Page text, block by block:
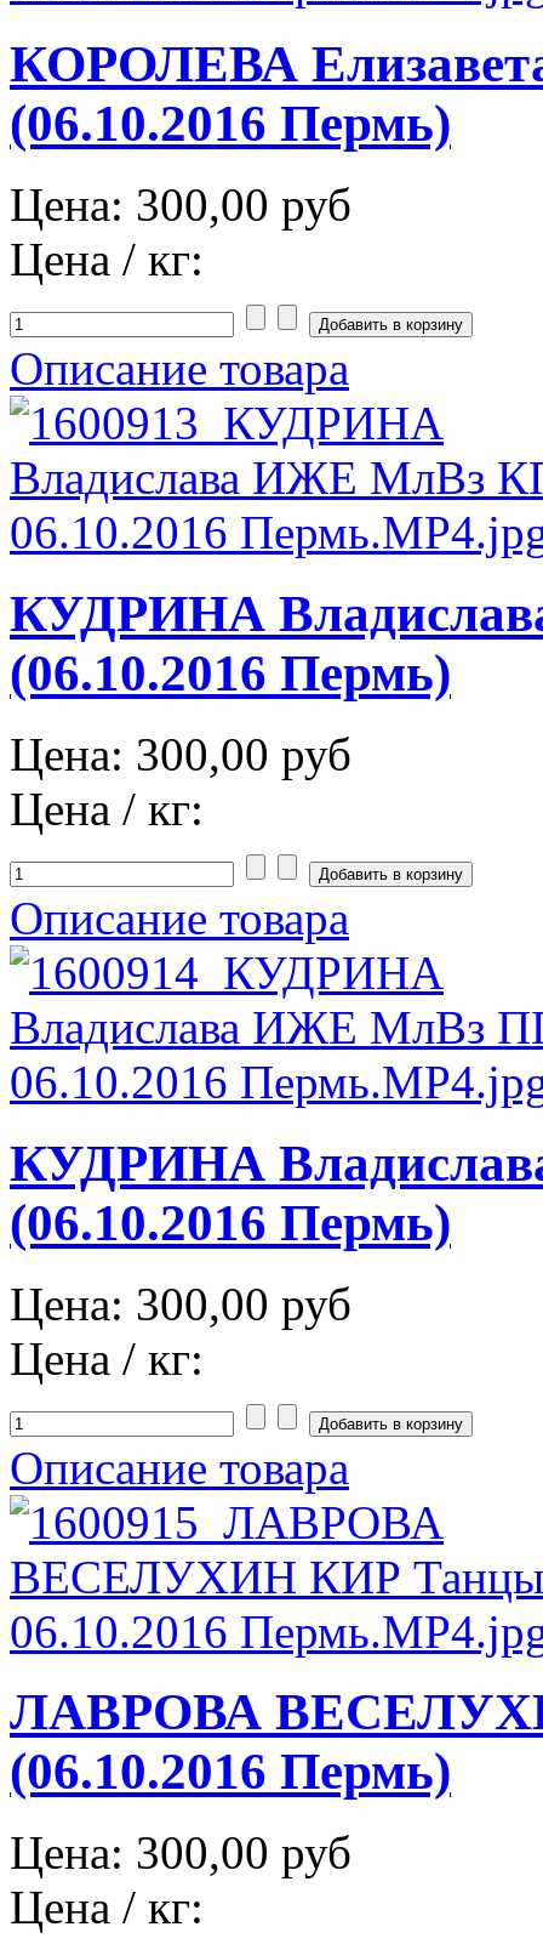
КОРОЛЕВА
(06.10.2016 Пермь)
Цена: 300,00 руб
Цена / кг:
Описание товара
КУДРИНА
(06.10.2016 Пермь)
Цена: 300,00 руб
Цена / кг:
Описание товара
КУДРИНА
(06.10.2016 Пермь)
Цена: 300,00 руб
Цена / кг:
Описание товара
ЛАВРОВА
(06.10.2016 Пермь)
Цена: 300,00 руб
Цена / кг: